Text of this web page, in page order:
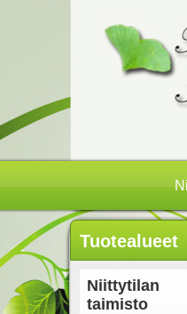
Tuotealueet
Niittytilan
taimisto